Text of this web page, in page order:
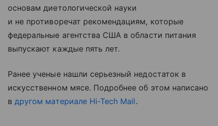
основам диетологической науки
и не противоречат рекомендациям, которые
федеральные агентства США в области питания
выпускают каждые пять лет.
Ранее ученые нашли серьезный недостаток в
искусственном мясе. Подробнее об этом написано
вдругом материале Hi-Tech Mail.